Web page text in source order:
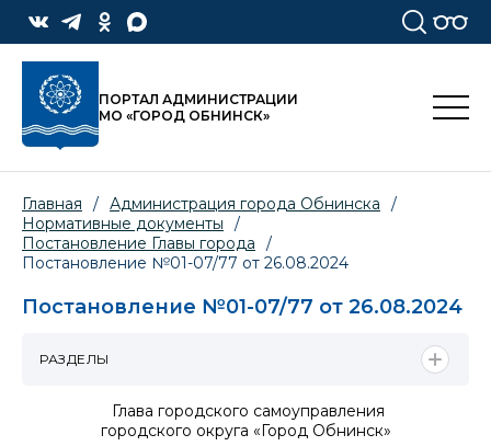
ПОРТАЛ АДМИНИСТРАЦИИ
МО «ГОРОД ОБНИНСК»
Главная / Администрация города Обнинска
/
Нормативные документы
/
Постановление Главы города
/
Постановление №01-07/77 от 26.08.2024
Постановление №01-07/77 от 26.08.2024
Глава городского самоуправления
городского округа «Город Обнинск»
РАЗДЕЛЫ